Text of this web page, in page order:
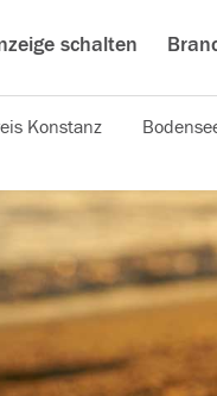
schalten
Konstanz